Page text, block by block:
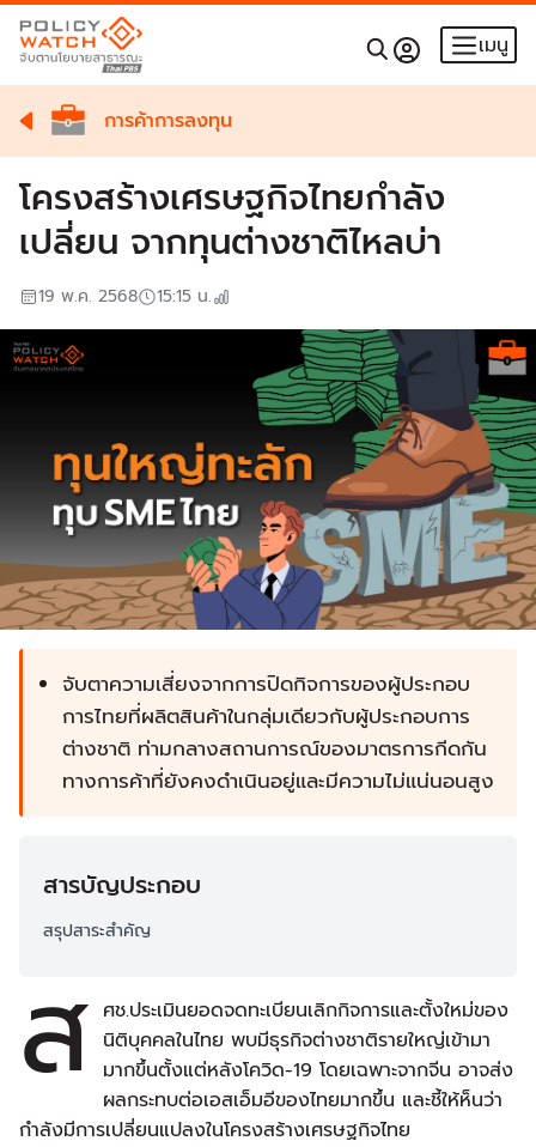
เมนู
การค้าการลงทุน
โครงสร้างเศรษฐกิจไทยกำลัง
เปลี่ยน จากทุนต่างชาติไหลบ่า
19 พ.ค. 2568 15:15 น.
จับตาความเสี่ยงจากการปิดกิจการของผู้ประกอบ
การไทยที่ผลิตสินค้าในกลุ่มเดียวกับผู้ประกอบการ
ต่างชาติ ท่ามกลางสถานการณ์ของมาตรการกีดกัน
ทางการค้าที่ยังคงดำเนินอยู่และมีความไม่แน่นอนสูง
สารบัญประกอบ
สรุปสาระสำคัญ
ส ศช.ประเมินยอดจดทะเบียนเลิกกิจการและตั้งใหม่ของ
นิติบุคคลในไทย พบมีธุรกิจต่างชาติรายใหญ่เข้ามา
มากขึ้นตั้งแต่หลังโควิด-19 โดยเฉพาะจากจีน อาจส่ง
ผลกระทบต่อเอสเอ็มอีของไทยมากขึ้น และชี้ให้ห็นว่า
กำลังมีการเปลี่ยนแปลงในโครงสร้างเศรษฐกิจไทย